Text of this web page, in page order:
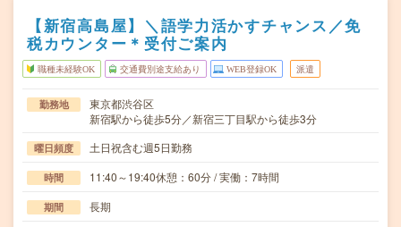
【新宿高島屋】＼語学力活かすチャンス／免
税カウンター＊受付ご案内
職種未経験OK 交通費別途支給あり WEB登録OK 派遣
勤務地
東京都渋谷区
新宿駅から徒歩5分／新宿三丁目駅から徒歩3分
曜日頻度 土日祝含む週5日勤務
時間 11:40～19:40休憩：60分 / 実働：7時間
期間 長期